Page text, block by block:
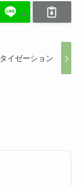
イゼーション